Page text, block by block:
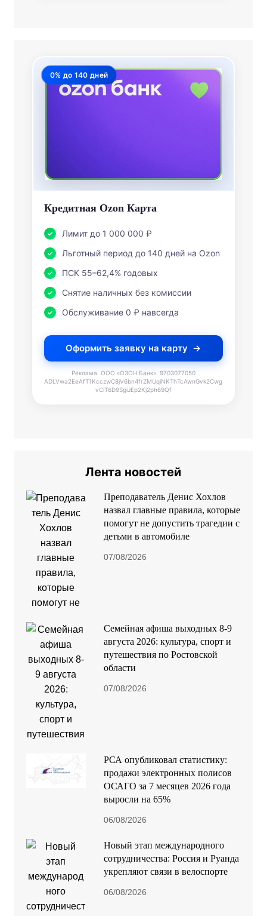
0% до 140 дней
Кредитная Ozon Карта
Лимит до 1 000 000 ₽
Льготный период до 140 дней на Ozon
ПСК 55–62,4% годовых
Снятие наличных без комиссии
Обслуживание 0 ₽ навсегда
Оформить заявку на карту
Реклама. ООО «ОЗОН Банк». 9703077050
ADLVwa2EeAfT1KcczwC8jV6bn4frZMUqiNKThTcAwnGvk2Cwg
vCiT6D9SgiJEp2Kj2ph69Qf
Лента новостей
Преподаватель Денис Хохлов
назвал главные правила, которые
помогут не допустить трагедии с
детьми в автомобиле
07/08/2026
Семейная афиша выходных 8-9
августа 2026: культура, спорт и
путешествия по Ростовской
области
07/08/2026
РСА опубликовал статистику:
продажи электронных полисов
ОСАГО за 7 месяцев 2026 года
выросли на 65%
06/08/2026
Новый этап международного
сотрудничества: Россия и Руанда
укрепляют связи в велоспорте
06/08/2026